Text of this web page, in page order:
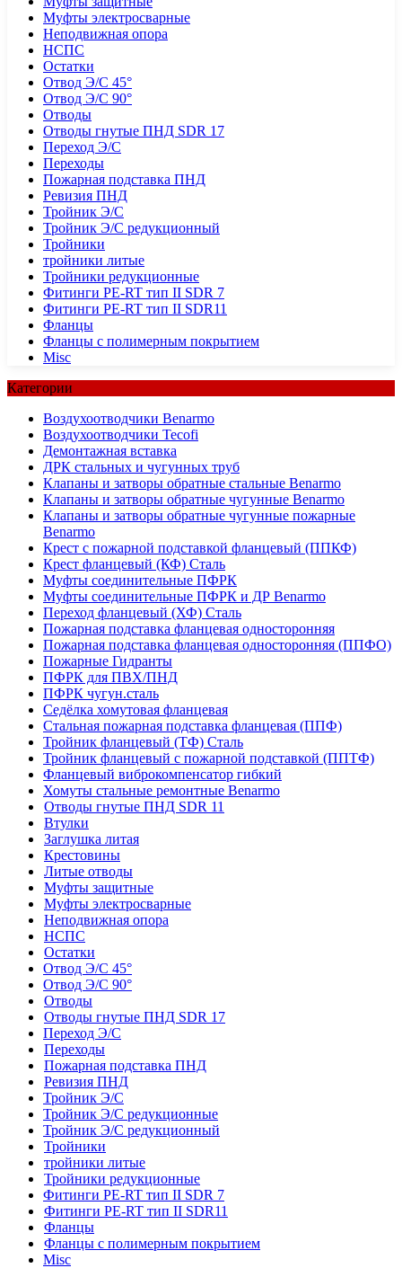
Муфты электросварные
Неподвижная опора
НСПС
Остатки
Отвод Э/С 45°
Отвод Э/С 90°
Отводы
Отводы гнутые ПНД SDR 17
Переход Э/С
Переходы
Пожарная подставка ПНД
Ревизия ПНД
Тройник Э/С
Тройник Э/С редукционный
Тройники
тройники литые
Тройники редукционные
Фитинги PE-RT тип II SDR 7
Фитинги PE-RT тип II SDR11
Фланцы
Фланцы с полимерным покрытием
Misc
Категории
Воздухоотводчики Benarmo
Воздухоотводчики Tecofi
Демонтажная вставка
ДРК стальных и чугунных труб
Клапаны и затворы обратные стальные Benarmo
Клапаны и затворы обратные чугунные Benarmo
Клапаны и затворы обратные чугунные пожарные
Benarmo
Крест с пожарной подставкой фланцевый (ППКФ)
Крест фланцевый (КФ) Сталь
Муфты соединительные ПФРК
Муфты соединительные ПФРК и ДР Benarmo
Переход фланцевый (ХФ) Сталь
Пожарная подставка фланцевая односторонняя
Пожарная подставка фланцевая односторонняя (ППФО)
Пожарные Гидранты
ПФРК для ПВХ/ПНД
ПФРК чугун.сталь
Седёлка хомутовая фланцевая
Стальная пожарная подставка фланцевая (ППФ)
Тройник фланцевый (ТФ) Сталь
Тройник фланцевый с пожарной подставкой (ППТФ)
Фланцевый виброкомпенсатор гибкий
Хомуты стальные ремонтные Benarmo
Отводы гнутые ПНД SDR 11
Втулки
Заглушка литая
Крестовины
Литые отводы
Муфты защитные
Муфты электросварные
Неподвижная опора
НСПС
Остатки
Отвод Э/С 45°
Отвод Э/С 90°
Отводы
Отводы гнутые ПНД SDR 17
Переход Э/С
Переходы
Пожарная подставка ПНД
Ревизия ПНД
Тройник Э/С
Тройник Э/С редукционные
Тройник Э/С редукционный
Тройники
тройники литые
Тройники редукционные
Фитинги PE-RT тип II SDR 7
Фитинги PE-RT тип II SDR11
Фланцы
Фланцы с полимерным покрытием
Misc